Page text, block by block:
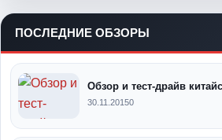
ПОСЛЕДНИЕ ОБЗОРЫ
Обзор и тест-драйв
30.11.20150